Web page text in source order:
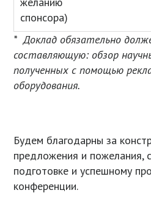
спонсора)
* Доклад обязательно
составляющую: обзор
полученных с помощью
оборудования.
Будем благодарны за
предложения и пожелания,
подготовке и успешному
конференции.